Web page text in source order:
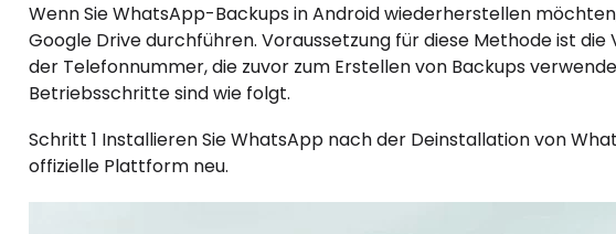
Wenn Sie WhatsApp-Backups in Android wiederherstellen
Google Drive durchführen. Voraussetzung für diese Methode ist
der Telefonnummer, die zuvor zum Erstellen von Backups
Betriebsschritte sind wie folgt.
Schritt 1 Installieren Sie WhatsApp nach der Deinstallation von
offizielle Plattform neu.